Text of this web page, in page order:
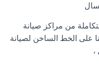
من مراكز صيانة
على الخط الساخن لصيانة
،